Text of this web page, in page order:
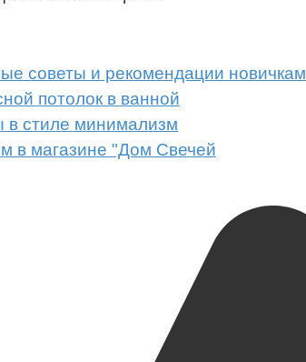
советы и рекомендации новичкам
потолок в ванной
в стиле минимализм
в магазине "Дом Свечей